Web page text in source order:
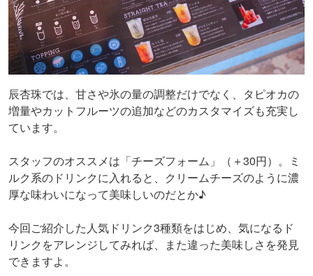
辰杏珠では、甘さや氷の量の調整だけでなく、タピオカの
増量やカットフルーツの追加などのカスタマイズも充実し
ています。
スタッフのオススメは「チーズフォーム」（＋30円）。ミ
ルク系のドリンクに入れると、クリームチーズのように濃
厚な味わいになって美味しいのだとか♪
今回ご紹介した人気ドリンク3種類をはじめ、気になるド
リンクをアレンジしてみれば、また違った美味しさを発見
できますよ。